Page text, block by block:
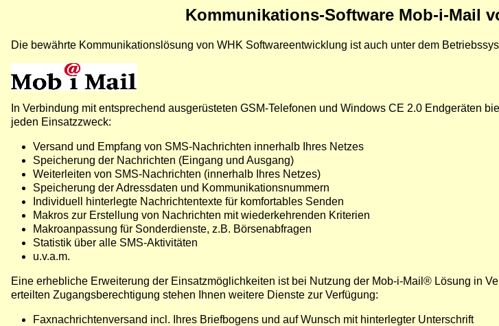
Kommunikations-Software Mob-i-Mail
Die bewährte Kommunikationslösung von WHK Softwareentwicklung ist auch unter dem
In Verbindung mit entsprechend ausgerüsteten GSM-Telefonen und Windows CE 2.0 Endgeräten
jeden Einsatzzweck:
Versand und Empfang von SMS-Nachrichten innerhalb Ihres Netzes
Speicherung der Nachrichten (Eingang und Ausgang)
Weiterleiten von SMS-Nachrichten (innerhalb Ihres Netzes)
Speicherung der Adressdaten und Kommunikationsnummern
Individuell hinterlegte Nachrichtentexte für komfortables Senden
Makros zur Erstellung von Nachrichten mit wiederkehrenden Kriterien
Makroanpassung für Sonderdienste, z.B. Börsenabfragen
Statistik über alle SMS-Aktivitäten
u.v.a.m.
Eine erhebliche Erweiterung der Einsatzmöglichkeiten ist bei Nutzung der Mob-i-Mail® Lösung in
erteilten Zugangsberechtigung stehen Ihnen weitere Dienste zur Verfügung:
Faxnachrichtenversand incl. Ihres Briefbogens und auf Wunsch mit hinterlegter Unterschrift